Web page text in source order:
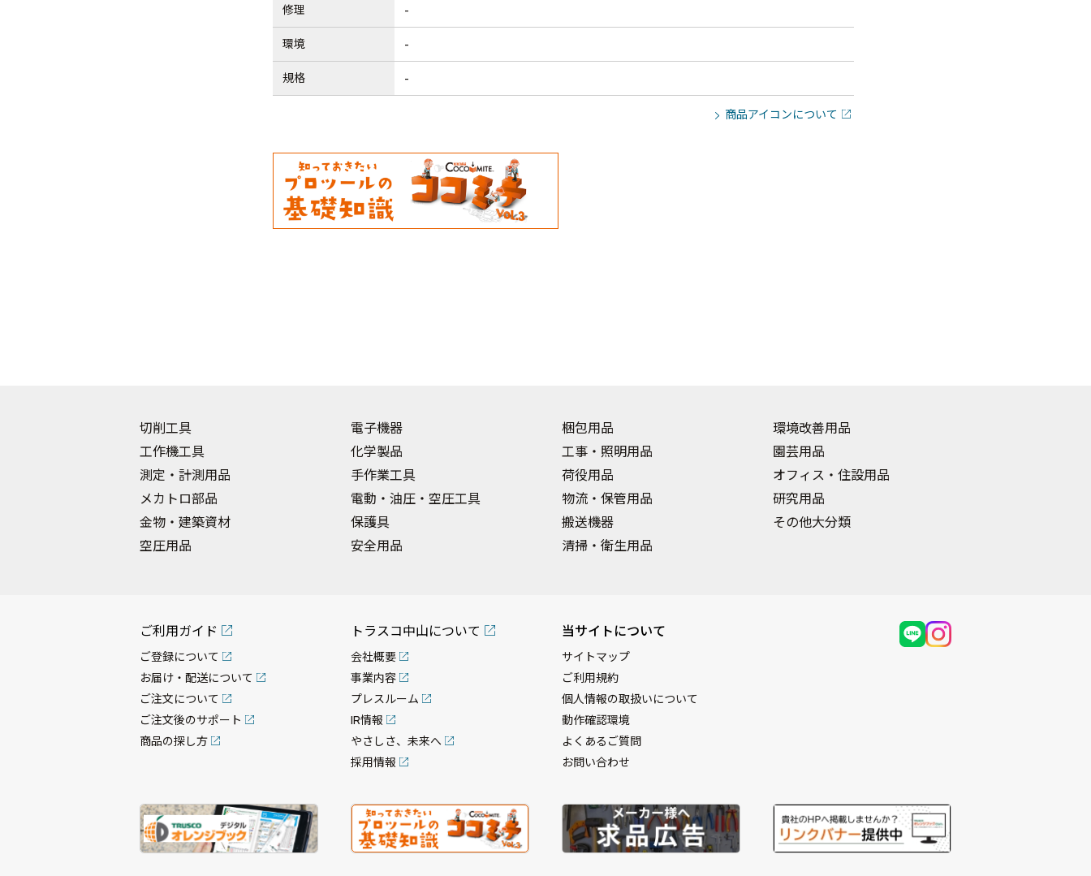
修理 -
環境 -
規格 -
商品アイコンについて
切削工具
工作機工具
測定・計測用品
メカトロ部品
金物・建築資材
空圧用品
電子機器
化学製品
手作業工具
電動・油圧・空圧工具
保護具
安全用品
梱包用品
工事・照明用品
荷役用品
物流・保管用品
搬送機器
清掃・衛生用品
環境改善用品
園芸用品
オフィス・住設用品
研究用品
その他大分類
ご利用ガイド
ご登録について
お届け・配送について
ご注文について
ご注文後のサポート
商品の探し方
トラスコ中山について
会社概要
事業内容
プレスルーム
IR情報
やさしさ、未来へ
採用情報
当サイトについて
サイトマップ
ご利用規約
個人情報の取扱いについて
動作確認環境
よくあるご質問
お問い合わせ